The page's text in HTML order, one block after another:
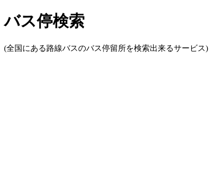
バス停検索
(全国にある路線バスのバス停留所を検索出来るサービス)